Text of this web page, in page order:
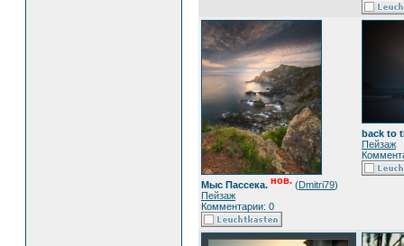
Мыс Пассека. нов. (Dmitri79)
Пейзаж
Комментарии: 0
back to
Пейзаж